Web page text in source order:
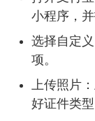
小程序，并
选择自定
项。
上传照片
好证件类